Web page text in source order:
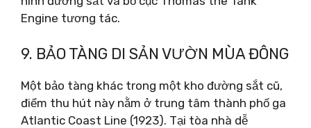
Engine tương tác.
9. BẢO TÀNG DI SẢN VƯỜN MÙA ĐÔNG
Một bảo tàng khác trong một kho đường sắt cũ,
điểm thu hút này nằm ở trung tâm thành phố ga
Atlantic Coast Line (1923). Tại tòa nhà dễ